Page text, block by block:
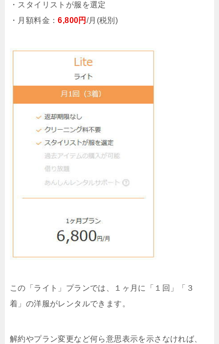
・スタイリストが服を選定
・月額料金：6,800円 /月(税別)
この「ライト」プランでは、１ヶ月に「１回」「３
着」の洋服がレンタルできます。
解約やプラン変更など何ら意思表示を示さなければ、